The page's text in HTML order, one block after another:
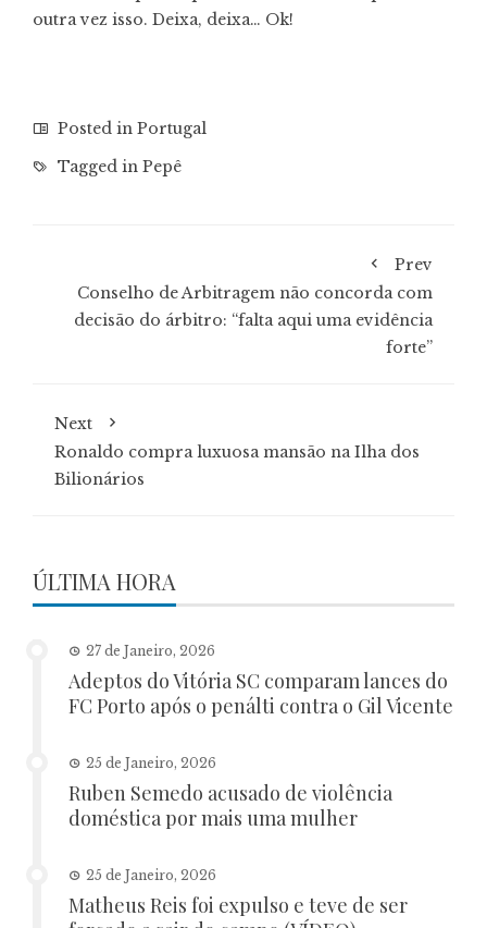
outra vez isso. Deixa, deixa… Ok!
Posted in Portugal
Tagged in Pepê
Prev
Conselho de Arbitragem não concorda com
decisão do árbitro: “falta aqui uma evidência
forte”
Next
Ronaldo compra luxuosa mansão na Ilha dos
Bilionários
ÚLTIMA HORA
27 de Janeiro, 2026
Adeptos do Vitória SC comparam lances do
FC Porto após o penálti contra o Gil Vicente
25 de Janeiro, 2026
Ruben Semedo acusado de violência
doméstica por mais uma mulher
25 de Janeiro, 2026
Matheus Reis foi expulso e teve de ser